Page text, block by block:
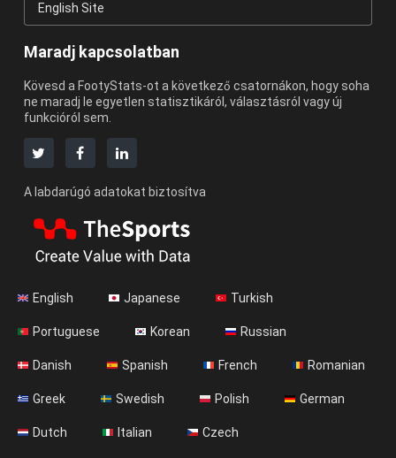
English Site
Maradj kapcsolatban
Kövesd a FootyStats-ot a következő csatornákon, hogy soha
ne maradj le egyetlen statisztikáról, választásról vagy új
funkcióról sem.
A labdarúgó adatokat biztosítva
English Japanese Turkish
Portuguese Korean Russian
Danish Spanish French Romanian
Greek Swedish Polish German
Dutch Italian Czech